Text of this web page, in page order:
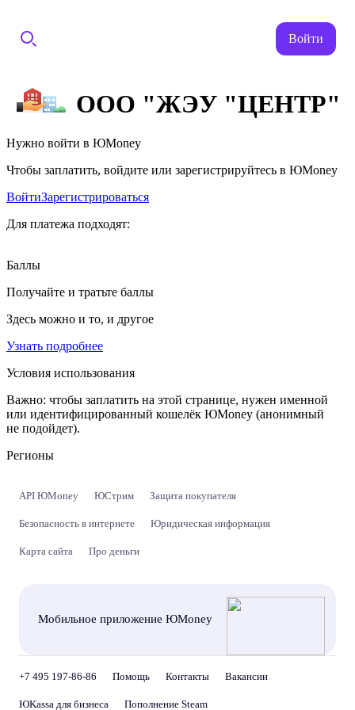
Войти
ООО "ЖЭУ "ЦЕНТР"
Нужно войти в ЮMoney
Чтобы заплатить, войдите или зарегистрируйтесь в ЮMoney
ВойтиЗарегистрироваться
Для платежа подходят:
Баллы
Получайте и тратьте баллы
Здесь можно и то, и другое
Узнать подробнее
Условия использования
Важно: чтобы заплатить на этой странице, нужен именной
или идентифицированный кошелёк ЮMoney (анонимный
не подойдет).
Регионы
API ЮMoney ЮСтрим Защита покупателя
Безопасность в интернете Юридическая информация
Карта сайта Про деньги
Мобильное приложение ЮMoney
+7 495 197-86-86 Помощь Контакты Вакансии
ЮKassa для бизнеса Пополнение Steam